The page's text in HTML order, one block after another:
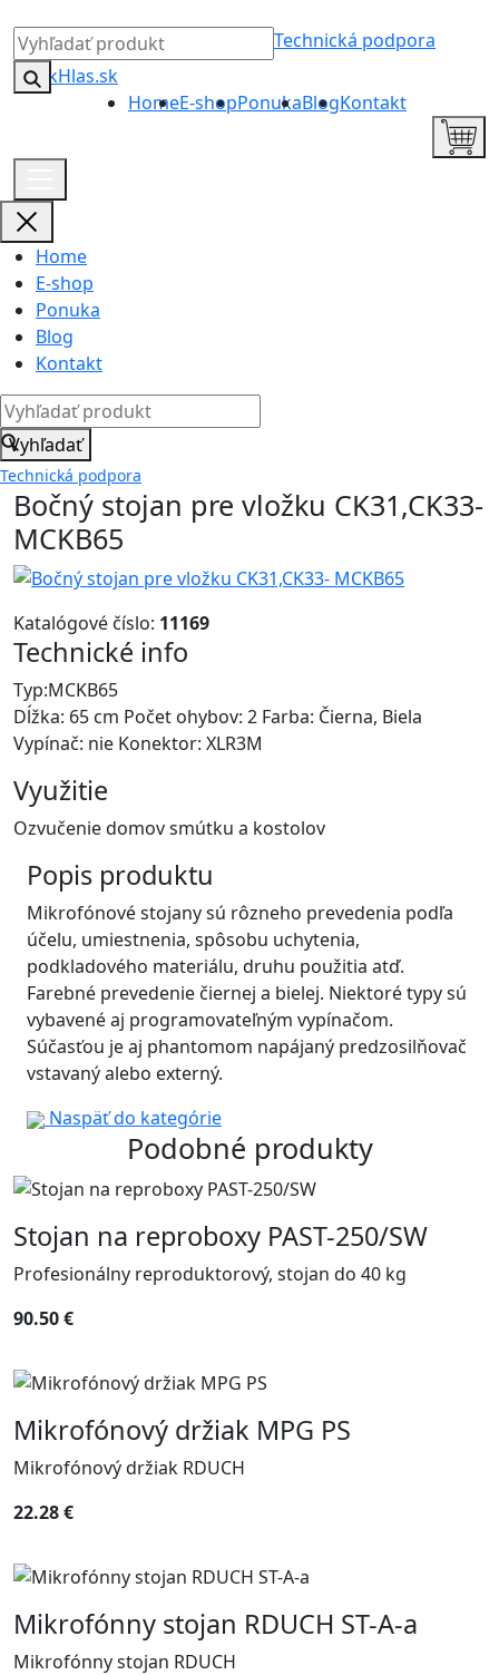
Technická podpora
HomeE-shopPonukaBlogKontakt
Home
E-shop
Ponuka
Blog
Kontakt
Vyhľadať
Technická podpora
Bočný stojan pre vložku CK31,CK33-
MCKB65
Katalógové číslo: 11169
Technické info
Typ:MCKB65
Dĺžka: 65 cm Počet ohybov: 2 Farba: Čierna, Biela
Vypínač: nie Konektor: XLR3M
Využitie
Ozvučenie domov smútku a kostolov
Popis produktu
Mikrofónové stojany sú rôzneho prevedenia podľa
účelu, umiestnenia, spôsobu uchytenia,
podkladového materiálu, druhu použitia atď.
Farebné prevedenie čiernej a bielej. Niektoré typy sú
vybavené aj programovateľným vypínačom.
Súčasťou je aj phantomom napájaný predzosilňovač
vstavaný alebo externý.
Naspäť do kategórie
Podobné produkty
Stojan na reproboxy PAST-250/SW
Profesionálny reproduktorový, stojan do 40 kg
90.50 €
Mikrofónový držiak MPG PS
Mikrofónový držiak RDUCH
22.28 €
Mikrofónny stojan RDUCH ST-A-a
Mikrofónny stojan RDUCH